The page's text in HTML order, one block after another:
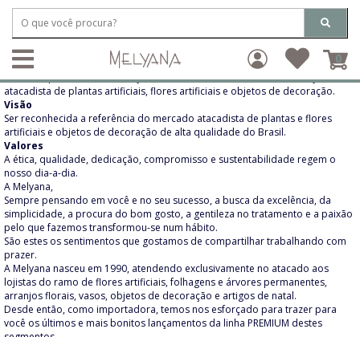
0
Quem Somos
Missão
Garantir qualidade e confiança aos nossos clientes na comercialização
atacadista de plantas artificiais, flores artificiais e objetos de decoração.
Visão
Ser reconhecida a referência do mercado atacadista de plantas e flores
artificiais e objetos de decoração de alta qualidade do Brasil.
Valores
A ética, qualidade, dedicação, compromisso e sustentabilidade regem o
nosso dia-a-dia.
A Melyana,
Sempre pensando em você e no seu sucesso, a busca da excelência, da
simplicidade, a procura do bom gosto, a gentileza no tratamento e a paixão
pelo que fazemos transformou-se num hábito.
São estes os sentimentos que gostamos de compartilhar trabalhando com
prazer.
A Melyana nasceu em 1990, atendendo exclusivamente no atacado aos
lojistas do ramo de flores artificiais, folhagens e árvores permanentes,
arranjos florais, vasos, objetos de decoração e artigos de natal.
Desde então, como importadora, temos nos esforçado para trazer para
você os últimos e mais bonitos lançamentos da linha PREMIUM destes